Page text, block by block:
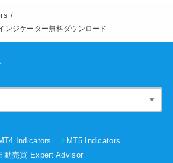
ンジケーター無料ダウンロード
Indicators
MT5 Indicators
動売買 Expert Advisor